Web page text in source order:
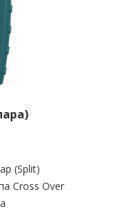
(Split)
Cross Over